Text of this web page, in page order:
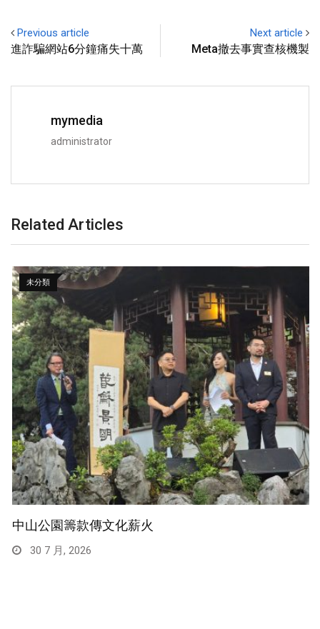
Previous article
進詐騙網站6分鐘痛失十萬
Next article
Meta撤去事實查核機製
mymedia
administrator
Related Articles
未分類
中山公園籌款傳文化薪火
30 7 月, 2026